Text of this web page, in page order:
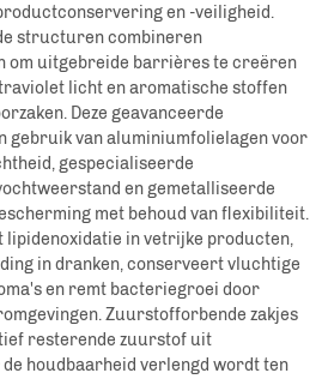
en -veiligheid.
structuren combineren
om uitgebreide barrières te creëren
licht en aromatische stoffen
Deze geavanceerde
gebruik van aluminiumfolielagen voor
gespecialiseerde
en gemetalliseerde
met behoud van flexibiliteit.
lipidenoxidatie in vetrijke producten,
in dranken, conserveert vluchtige
en remt bacteriegroei door
Zuurstofforbende zakjes
resterende zuurstof uit
houdbaarheid verlengd wordt ten